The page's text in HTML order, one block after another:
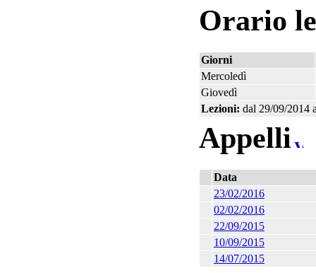
Orario
Giorni
Mercoledì
Giovedì
Lezioni: dal 29/09/2014
Appelli
Data
23/02/2016
02/02/2016
22/09/2015
10/09/2015
14/07/2015